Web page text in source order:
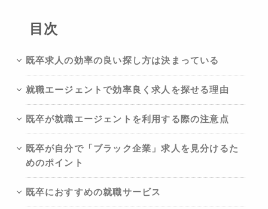
目次
既卒求人の効率の良い探し方は決まっている
就職エージェントで効率良く求人を探せる理由
既卒が就職エージェントを利用する際の注意点
既卒が自分で「ブラック企業」求人を見分けるた
めのポイント
既卒におすすめの就職サービス